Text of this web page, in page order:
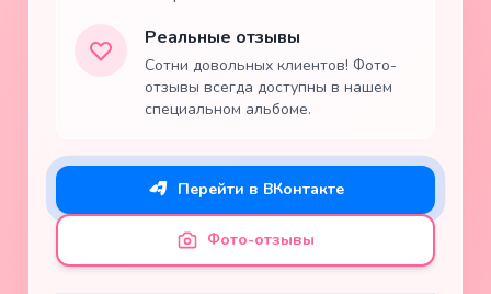
Реальные отзывы
Сотни довольных клиентов! Фото-
отзывы всегда доступны в нашем
специальном альбоме.
Перейти в ВКонтакте
Фото-отзывы